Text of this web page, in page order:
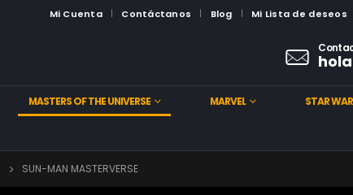
Mi Cuenta Contáctanos Blog Mi Lista de deseos
MASTERS OF THE UNIVERSE MARVEL STAR
SUN-MAN MASTERVERSE